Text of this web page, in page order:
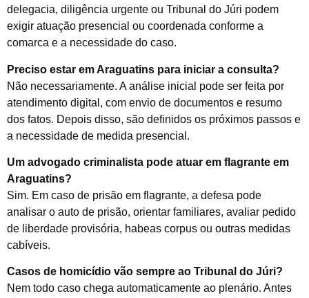
delegacia, diligência urgente ou Tribunal do Júri podem
exigir atuação presencial ou coordenada conforme a
comarca e a necessidade do caso.
Preciso estar em Araguatins para iniciar a consulta?
Não necessariamente. A análise inicial pode ser feita por
atendimento digital, com envio de documentos e resumo
dos fatos. Depois disso, são definidos os próximos passos e
a necessidade de medida presencial.
Um advogado criminalista pode atuar em flagrante em
Araguatins?
Sim. Em caso de prisão em flagrante, a defesa pode
analisar o auto de prisão, orientar familiares, avaliar pedido
de liberdade provisória, habeas corpus ou outras medidas
cabíveis.
Casos de homicídio vão sempre ao Tribunal do Júri?
Nem todo caso chega automaticamente ao plenário. Antes